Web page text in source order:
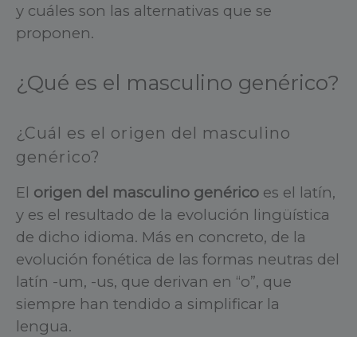
y cuáles son las alternativas que se
proponen.
¿Qué es el masculino genérico?
¿Cuál es el origen del masculino
genérico?
El origen del masculino genérico es el latín,
y es el resultado de la evolución lingüística
de dicho idioma. Más en concreto, de la
evolución fonética de las formas neutras del
latín -um, -us, que derivan en “o”, que
siempre han tendido a simplificar la
lengua.